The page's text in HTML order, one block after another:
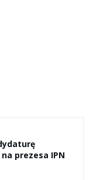
prezesa IPN